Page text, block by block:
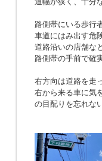
路側帯にいる歩行
車道にはみ出す危
道路沿いの店舗な
路側帯の手前で確
右方向は道路を走
右から来る車に気
の目配りを忘れな